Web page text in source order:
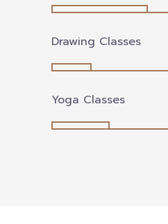
ติดต่อเรา
Drawing Classes
Yoga Classes